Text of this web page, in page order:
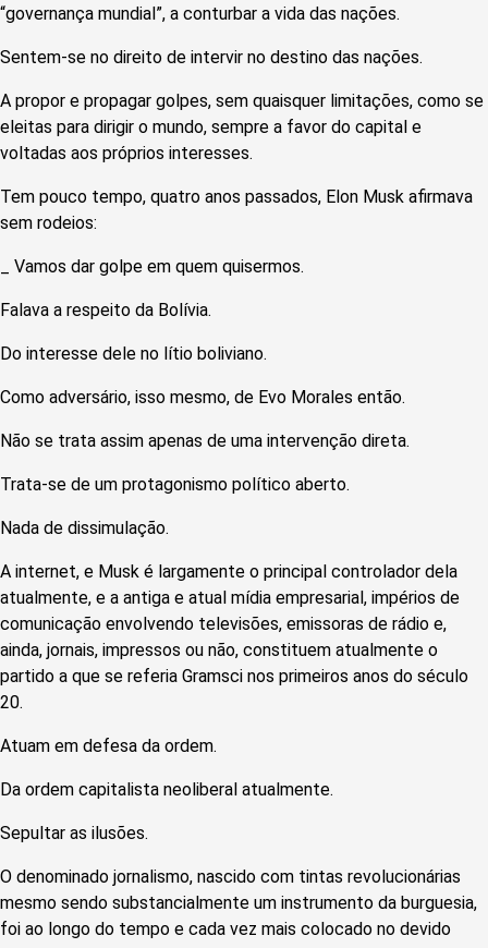
“governança mundial”, a conturbar a vida das nações.
Sentem-se no direito de intervir no destino das nações.
A propor e propagar golpes, sem quaisquer limitações, como se
eleitas para dirigir o mundo, sempre a favor do capital e
voltadas aos próprios interesses.
Tem pouco tempo, quatro anos passados, Elon Musk afirmava
sem rodeios:
_ Vamos dar golpe em quem quisermos.
Falava a respeito da Bolívia.
Do interesse dele no lítio boliviano.
Como adversário, isso mesmo, de Evo Morales então.
Não se trata assim apenas de uma intervenção direta.
Trata-se de um protagonismo político aberto.
Nada de dissimulação.
A internet, e Musk é largamente o principal controlador dela
atualmente, e a antiga e atual mídia empresarial, impérios de
comunicação envolvendo televisões, emissoras de rádio e,
ainda, jornais, impressos ou não, constituem atualmente o
partido a que se referia Gramsci nos primeiros anos do século
20.
Atuam em defesa da ordem.
Da ordem capitalista neoliberal atualmente.
Sepultar as ilusões.
O denominado jornalismo, nascido com tintas revolucionárias
mesmo sendo substancialmente um instrumento da burguesia,
foi ao longo do tempo e cada vez mais colocado no devido